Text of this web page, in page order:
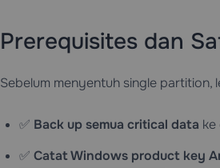
Prerequisites dan
Sebelum menyentuh single partition,
✅ Back up semua critical data
✅ Catat Windows product key